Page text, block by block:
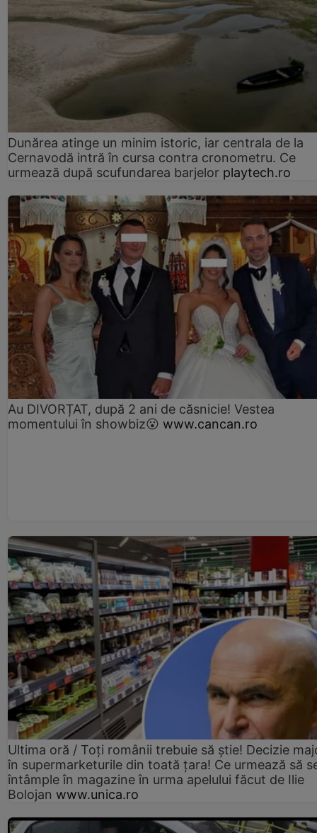
Dunărea atinge un minim istoric, iar centrala de la
Cernavodă intră în cursa contra cronometru. Ce
urmează după scufundarea barjelor playtech.ro
Au DIVORȚAT, după 2 ani de căsnicie! Vestea
momentului în showbiz😮 www.cancan.ro
Ultima oră / Toți românii trebuie să știe! Decizie
în supermarketurile din toată țara! Ce urmează să
întâmple în magazine în urma apelului făcut de Ilie
Bolojan www.unica.ro